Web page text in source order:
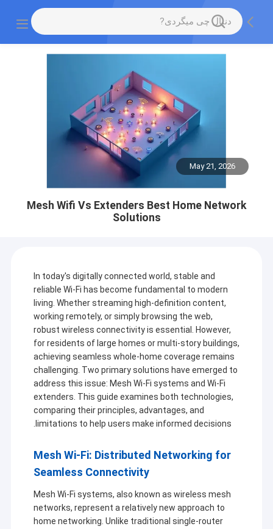
May 21, 2026
Mesh Wifi Vs Extenders Best Home Network
Solutions
In today's digitally connected world, stable and
reliable Wi-Fi has become fundamental to modern
living. Whether streaming high-definition content,
working remotely, or simply browsing the web,
robust wireless connectivity is essential. However,
for residents of large homes or multi-story buildings,
achieving seamless whole-home coverage remains
challenging. Two primary solutions have emerged to
address this issue: Mesh Wi-Fi systems and Wi-Fi
extenders. This guide examines both technologies,
comparing their principles, advantages, and
limitations to help users make informed decisions.
Mesh Wi-Fi: Distributed Networking for
Seamless Connectivity
Mesh Wi-Fi systems, also known as wireless mesh
networks, represent a relatively new approach to
home networking. Unlike traditional single-router